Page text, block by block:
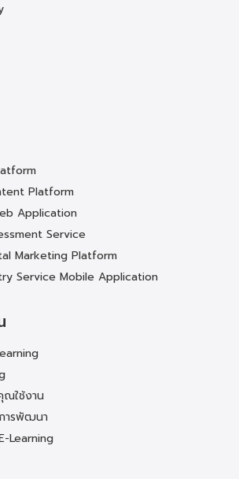
Platform
Application
Service
Marketing Platform
Service Mobile Application
ณใช้งาน
ารพัฒนา
Learning